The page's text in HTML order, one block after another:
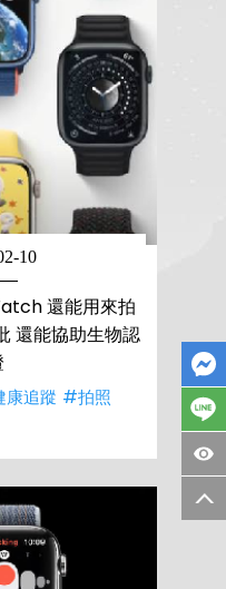
10
還能用來拍
還能協助生物認
追蹤 #拍照